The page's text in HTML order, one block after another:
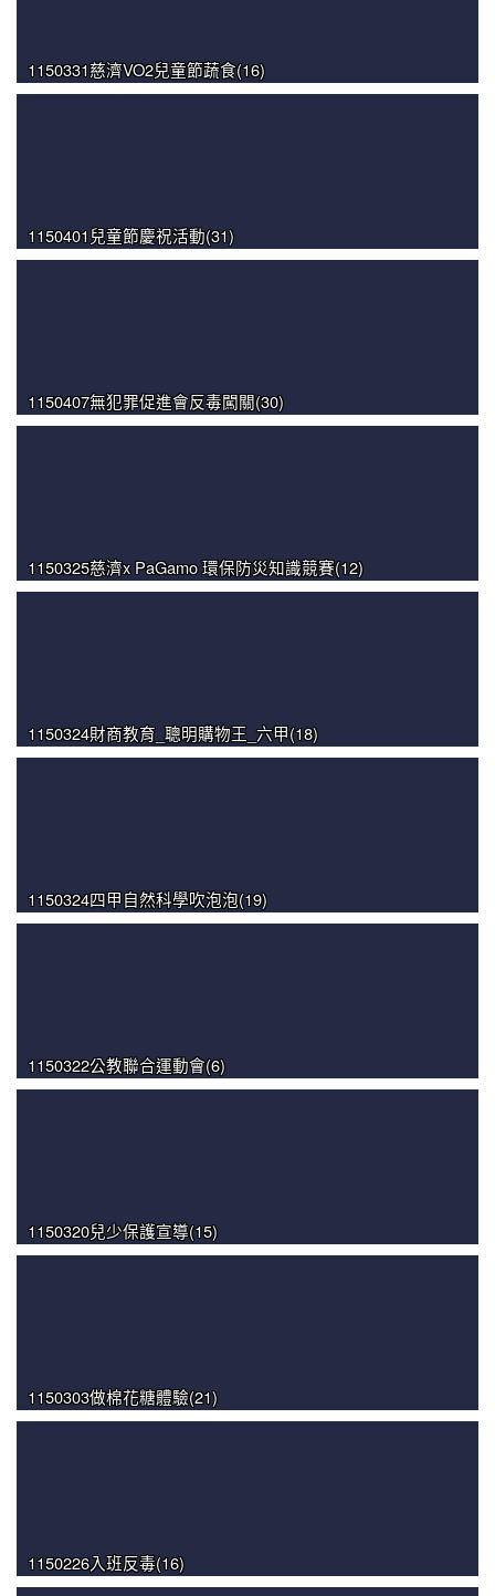
1150331慈濟VO2兒童節蔬食(16)
1150401兒童節慶祝活動(31)
1150407無犯罪促進會反毒闖關(30)
1150325慈濟x PaGamo 環保防災知識競賽(12)
1150324財商教育_聰明購物王_六甲(18)
1150324四甲自然科學吹泡泡(19)
1150322公教聯合運動會(6)
1150320兒少保護宣導(15)
1150303做棉花糖體驗(21)
1150226入班反毒(16)